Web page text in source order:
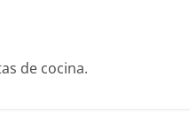
de cocina.